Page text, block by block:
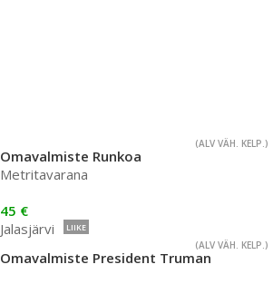
(ALV VÄH. KELP.)
Omavalmiste Runkoa
Metritavarana
45 €
Jalasjärvi
LIIKE
(ALV VÄH. KELP.)
Omavalmiste President Truman